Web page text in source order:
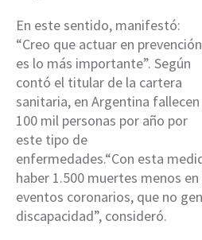
En este sentido, manifestó:
“Creo que actuar en prevención
es lo más importante”. Según
contó el titular de la cartera
sanitaria, en Argentina fallecen
100 mil personas por año por
este tipo de
enfermedades.“Con esta
haber 1.500 muertes menos
eventos coronarios, que no
discapacidad”, consideró.